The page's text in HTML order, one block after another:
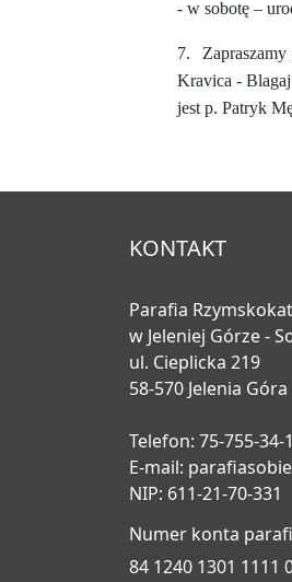
- w sobotę –
7. Zapraszamy
Kravica -
jest p. Patryk
KONTAKT
Parafia
w Jeleniej Górze -
ul. Cieplicka 219
58-570 Jelenia
Telefon: 75-755-34-
E-mail:
NIP: 611-21-70-331
Numer konta
84 1240 1301 1111